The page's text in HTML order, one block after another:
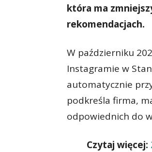
która ma
rekomendacjach.
W październiku
Instagramie w
automatycznie
podkreśla firma,
odpowiednich do
Czytaj więcej: